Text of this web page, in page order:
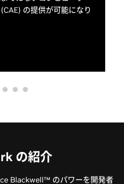
Blackwell™ のパワーを開発者
。 GB10 Superchip と128 GB
が、最大 2,000 億のパラメータ